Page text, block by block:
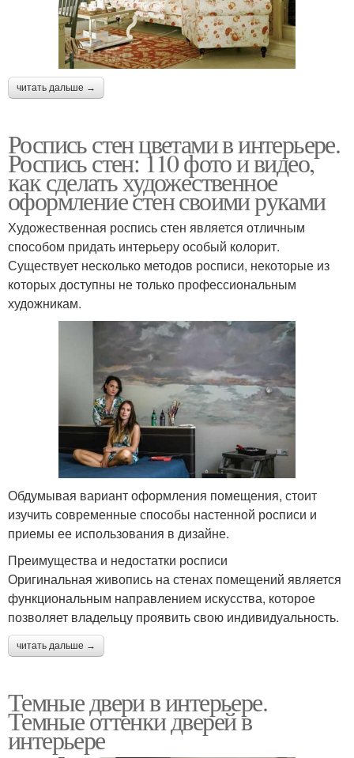
читать дальше →
Роспись стен цветами в интерьере.
Роспись стен: 110 фото и видео,
как сделать художественное
оформление стен своими руками
Художественная роспись стен является отличным
способом придать интерьеру особый колорит.
Существует несколько методов росписи, некоторые из
которых доступны не только профессиональным
художникам.
Обдумывая вариант оформления помещения, стоит
изучить современные способы настенной росписи и
приемы ее использования в дизайне.
Преимущества и недостатки росписи
Оригинальная живопись на стенах помещений является
функциональным направлением искусства, которое
позволяет владельцу проявить свою индивидуальность.
читать дальше →
Темные двери в интерьере.
Темные оттенки дверей в
интерьере